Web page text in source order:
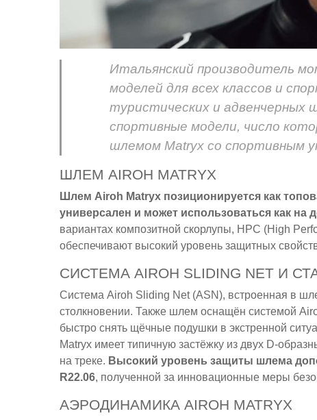
Итальянский производитель
моделей для всех классов и
туристических и адвенчерных
спортивные модели, число
шлемом Matryx со спортивным
ШЛЕМ AIROH MATRYX
Шлем Airoh Matryx позиционируется как
универсален и может использоваться как на
вариантах композитной скорлупы, HPC (High
обеспечивают высокий уровень защитных
СИСТЕМА AIROH SLIDING NET И
Система Airoh Sliding Net (ASN), встроенная в
столкновении. Также шлем оснащён системой
быстро снять щёчные подушки в экстренной
Matryx имеет типичную застёжку из двух D-
на треке. Высокий уровень защиты шлема
R22.06, полученной за инновационные меры
АЭРОДИНАМИКА AIROH MATRYX